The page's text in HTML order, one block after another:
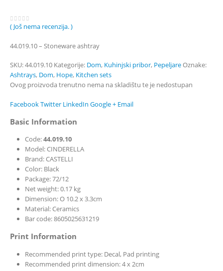
0 out of 5
( Još nema recenzija. )
44.019.10 – Stoneware ashtray
SKU:44.019.10 Kategorije: Dom, Kuhinjski pribor, PepeljareOznake:
Ashtrays, Dom, Hope, Kitchen sets
Ovog proizvoda trenutno nema na skladištu te je nedostupan
FacebookTwitter LinkedIn Google + Email
Basic Information
Code:44.019.10
Model: CINDERELLA
Brand: CASTELLI
Color: Black
Package: 72/12
Net weight: 0.17 kg
Dimension: O 10.2 x 3.3cm
Material: Ceramics
Bar code: 8605025631219
Print Information
Recommended print type: Decal, Pad printing
Recommended print dimension: 4 x 2cm